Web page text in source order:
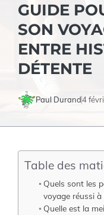
GUIDE
SON
ENTRE
DÉTENTE
Paul Durand4
Table des
Quels sont les
voyage réussi à
Quelle est la